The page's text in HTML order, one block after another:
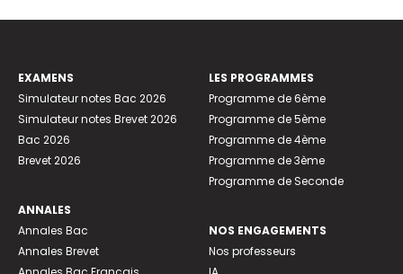
EXAMENS
Simulateur notes Bac 2026
Simulateur notes Brevet 2026
Bac 2026
Brevet 2026
ANNALES
Annales Bac
Annales Brevet
LES PROGRAMMES
Programme de 6ème
Programme de 5ème
Programme de 4ème
Programme de 3ème
Programme de Seconde
NOS ENGAGEMENTS
Nos professeurs